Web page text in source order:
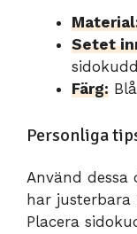
Setet
Färg:
Personliga
Använd
har
Placera